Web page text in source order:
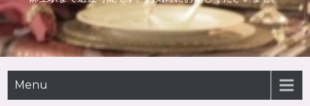
Menu